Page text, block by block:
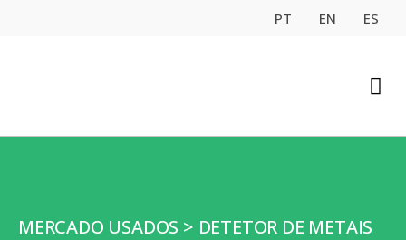
PT EN ES
MERCADO USADOS > DETETOR DE METAIS